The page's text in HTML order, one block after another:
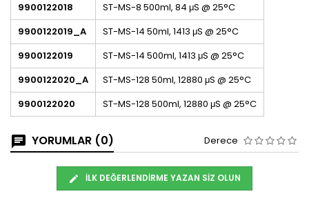
9900122018
ST-MS-8 500ml, 84 μS @ 25°C
9900122019_A
ST-MS-14 50ml, 1413 μS @ 25°C
9900122019
ST-MS-14 500ml, 1413 μS @ 25°C
9900122020_A
ST-MS-128 50ml, 12880 μS @ 25°C
9900122020
ST-MS-128 500ml, 12880 μS @ 25°C
YORUMLAR (0) Derece
İLK DEĞERLENDIRME YAZAN SIZ OLUN